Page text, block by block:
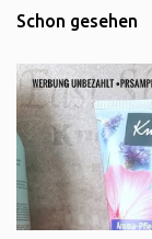
Schon gesehen